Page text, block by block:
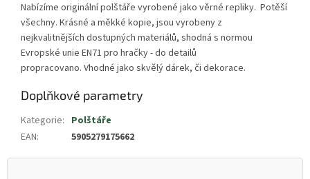
Nabízíme originální polštáře vyrobené jako věrné repliky. Potěší
všechny. Krásné a měkké kopie, jsou vyrobeny z
nejkvalitnějších dostupných materiálů, shodná s normou
Evropské unie EN71 pro hračky - do detailů
propracovano. Vhodné jako skvělý dárek, či dekorace.
Doplňkové parametry
Kategorie: Polštáře
EAN: 5905279175662